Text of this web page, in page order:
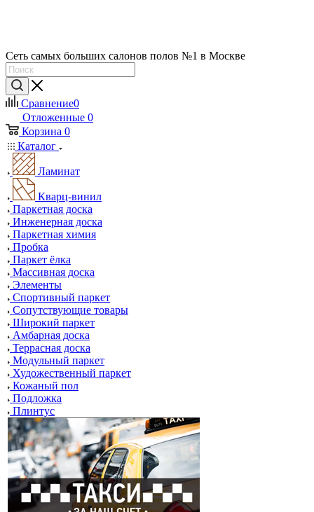
Сеть самых больших салонов полов №1 в Москве
Сравнение0
Отложенные 0
Корзина 0
Каталог
Ламинат
Кварц-винил
Паркетная доска
Инженерная доска
Паркетная химия
Пробка
Паркет ёлка
Массивная доска
Элементы
Спортивный паркет
Сопутствующие товары
Широкий паркет
Амбарная доска
Террасная доска
Модульный паркет
Художественный паркет
Кожаный пол
Подложка
Плинтус